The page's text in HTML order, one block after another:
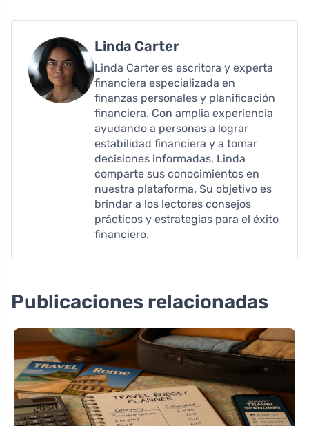
Linda Carter
Linda Carter es escritora y experta
financiera especializada en
finanzas personales y planificación
financiera. Con amplia experiencia
ayudando a personas a lograr
estabilidad financiera y a tomar
decisiones informadas, Linda
comparte sus conocimientos en
nuestra plataforma. Su objetivo es
brindar a los lectores consejos
prácticos y estrategias para el éxito
financiero.
Publicaciones relacionadas